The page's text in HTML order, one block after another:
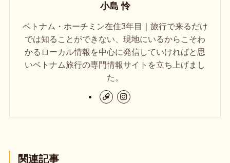
小島 怜
ベトナム・ホーチミン在住3年目｜旅行で来るだけ
では知ることができない、現地にいるからこそわ
かるローカル情報を中心に発信していければと思
いベトナム旅行の専門情報サイトを立ち上げまし
た。
関連記事